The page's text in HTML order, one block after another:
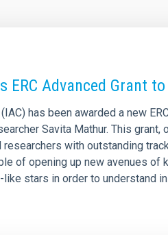
ERC Advanced Grant
has been awarded a new
Savita Mathur. This
with outstanding
of opening up new avenues of
stars in order to understand